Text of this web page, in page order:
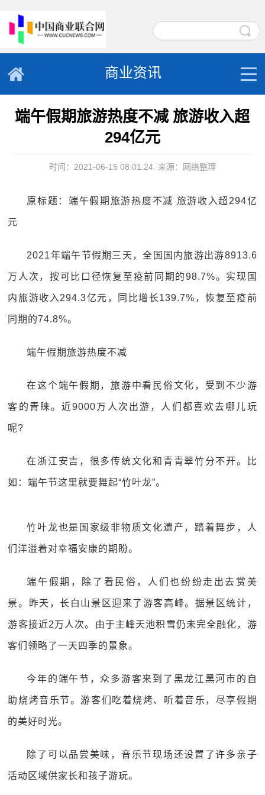
商业资讯
端午假期旅游热度不减 旅游收入超
294亿元
时间：2021-06-15 08:01:24 来源：网络整理
原标题：端午假期旅游热度不减 旅游收入超294亿
元
2021年端午节假期三天，全国国内旅游出游8913.6
万人次，按可比口径恢复至疫前同期的98.7%。实现国
内旅游收入294.3亿元，同比增长139.7%，恢复至疫前
同期的74.8%。
端午假期旅游热度不减
在这个端午假期，旅游中看民俗文化，受到不少游
客的青睐。近9000万人次出游，人们都喜欢去哪儿玩
呢?
在浙江安吉，很多传统文化和青青翠竹分不开。比
如：端午节这里就要舞起“竹叶龙”。
竹叶龙也是国家级非物质文化遗产，踏着舞步，人
们洋溢着对幸福安康的期盼。
端午假期，除了看民俗，人们也纷纷走出去赏美
景。昨天，长白山景区迎来了游客高峰。据景区统计，
游客接近2万人次。由于主峰天池积雪仍未完全融化，游
客们领略了一天四季的景象。
今年的端午节，众多游客来到了黑龙江黑河市的自
助烧烤音乐节。游客们吃着烧烤、听着音乐，尽享假期
的美好时光。
除了可以品尝美味，音乐节现场还设置了许多亲子
活动区域供家长和孩子游玩。